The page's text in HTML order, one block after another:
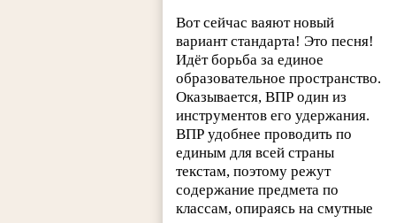
Вот сейчас ваяют новый
вариант стандарта! Это песня!
Идёт борьба за единое
образовательное пространство.
Оказывается, ВПР один из
инструментов его удержания.
ВПР удобнее проводить по
единым для всей страны
текстам, поэтому режут
содержание предмета по
классам, опираясь на смутные